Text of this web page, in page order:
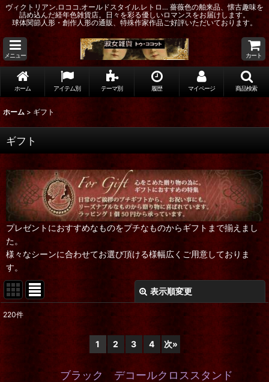
ヴィクトリアン.ロココ.オールドスタイル.レトロ… 薔薇色の舶来品、懐古趣味を
詰め込んだ経年色雑貨店。日々を彩る優しいロマンスをお届けします。
球体関節人形・創作人形の通販、特殊作家作品ご好評いただいております。
メニュー カート
ホーム アイテム別 テーマ別 履歴 マイページ 商品検索
ホーム > ギフト
ギフト
プレゼントにおすすめなものをプチなものからギフトまで揃えまし
た。
様々なシーンに合わせてお選び頂ける様幅広くご用意しておりま
す。
表示順変更
在庫あり
220件
1 2 3 4 次»
ブラック デコールクロススタンド